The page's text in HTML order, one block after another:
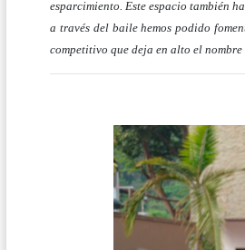
esparcimiento. Este espacio también
a través del baile hemos podido
competitivo que deja en alto el